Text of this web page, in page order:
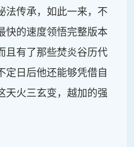
法传承，如此一来，不
快的速度领悟完整版本
且有了那些焚炎谷历代
定日后他还能够凭借自
天火三玄变，越加的强